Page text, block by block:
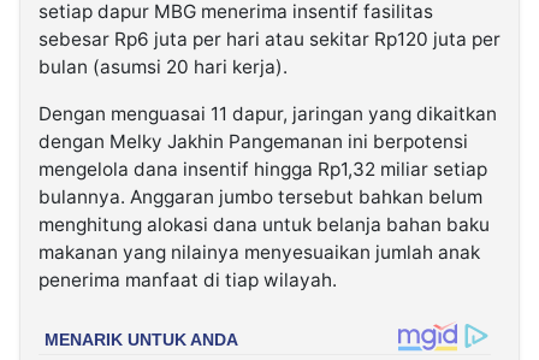
setiap dapur MBG menerima insentif fasilitas
sebesar Rp6 juta per hari atau sekitar Rp120 juta per
bulan (asumsi 20 hari kerja).
Dengan menguasai 11 dapur, jaringan yang dikaitkan
dengan Melky Jakhin Pangemanan ini berpotensi
mengelola dana insentif hingga Rp1,32 miliar setiap
bulannya. Anggaran jumbo tersebut bahkan belum
menghitung alokasi dana untuk belanja bahan baku
makanan yang nilainya menyesuaikan jumlah anak
penerima manfaat di tiap wilayah.